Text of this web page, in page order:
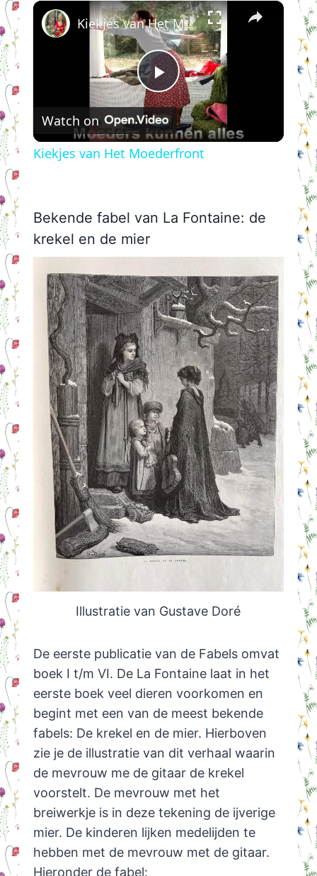
×
Play
Video
Kiekjes van Het Moederfront
Watch on
Kiekjes van Het Moederfront
Bekende fabel van La Fontaine: de
krekel en de mier
Illustratie van Gustave Doré
De eerste publicatie van de Fabels omvat
boek I t/m VI. De La Fontaine laat in het
eerste boek veel dieren voorkomen en
begint met een van de meest bekende
fabels: De krekel en de mier. Hierboven
zie je de illustratie van dit verhaal waarin
de mevrouw me de gitaar de krekel
voorstelt. De mevrouw met het
breiwerkje is in deze tekening de ijverige
mier. De kinderen lijken medelijden te
hebben met de mevrouw met de gitaar.
Hieronder de fabel: